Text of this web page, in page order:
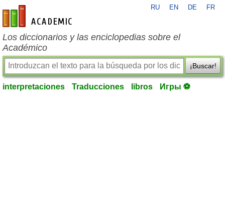
es-academic.com
RU EN DE FR
Los diccionarios y las enciclopedias sobre el
Académico
¡Buscar!
interpretaciones Traducciones libros Игры ⚽